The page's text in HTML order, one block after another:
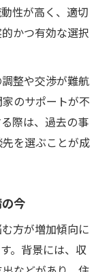
性が高く、適切
かつ有効な選択
整や交渉が難航
のサポートが不
際は、過去の事
を選ぶことが成
今
方が増加傾向に
。背景には、収